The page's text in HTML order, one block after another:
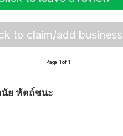
to claim/add business
Page 1 of 1
ย หัตถ์ชนะ